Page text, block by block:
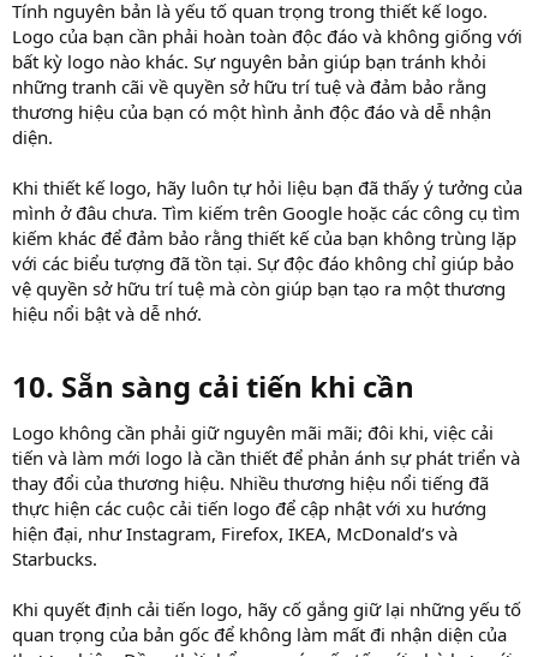
Tính nguyên bản là yếu tố quan trọng trong thiết kế logo.
Logo của bạn cần phải hoàn toàn độc đáo và không giống với
bất kỳ logo nào khác. Sự nguyên bản giúp bạn tránh khỏi
những tranh cãi về quyền sở hữu trí tuệ và đảm bảo rằng
thương hiệu của bạn có một hình ảnh độc đáo và dễ nhận
diện.
Khi thiết kế logo, hãy luôn tự hỏi liệu bạn đã thấy ý tưởng của
mình ở đâu chưa. Tìm kiếm trên Google hoặc các công cụ tìm
kiếm khác để đảm bảo rằng thiết kế của bạn không trùng lặp
với các biểu tượng đã tồn tại. Sự độc đáo không chỉ giúp bảo
vệ quyền sở hữu trí tuệ mà còn giúp bạn tạo ra một thương
hiệu nổi bật và dễ nhớ.
10. Sẵn sàng cải tiến khi cần​
Logo không cần phải giữ nguyên mãi mãi; đôi khi, việc cải
tiến và làm mới logo là cần thiết để phản ánh sự phát triển và
thay đổi của thương hiệu. Nhiều thương hiệu nổi tiếng đã
thực hiện các cuộc cải tiến logo để cập nhật với xu hướng
hiện đại, như Instagram, Firefox, IKEA, McDonald’s và
Starbucks.
Khi quyết định cải tiến logo, hãy cố gắng giữ lại những yếu tố
quan trọng của bản gốc để không làm mất đi nhận diện của